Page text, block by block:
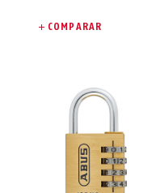
COMPARAR